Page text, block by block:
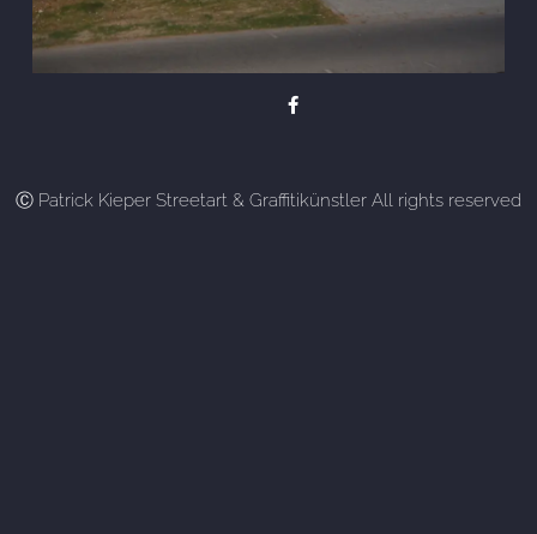
Ⓒ Patrick Kieper Streetart & Graffitikünstler All rights reserved